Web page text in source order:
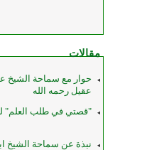
مقالات
حوار مع سماحة الشيخ
عقيل رحمه الله
"قصتي في طلب العلم"
نبذة عن سماحة الشيخ